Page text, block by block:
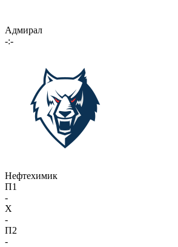
Адмирал
-:-
Нефтехимик
П1
-
X
-
П2
-